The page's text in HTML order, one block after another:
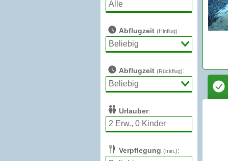
Abflugzeit (Hinflug):
Abflugzeit (Rückflug):
Urlauber:
Verpflegung (min.):